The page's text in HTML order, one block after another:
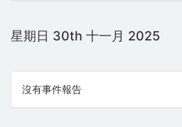
星期日 30th 十一月 2025
沒有事件報告